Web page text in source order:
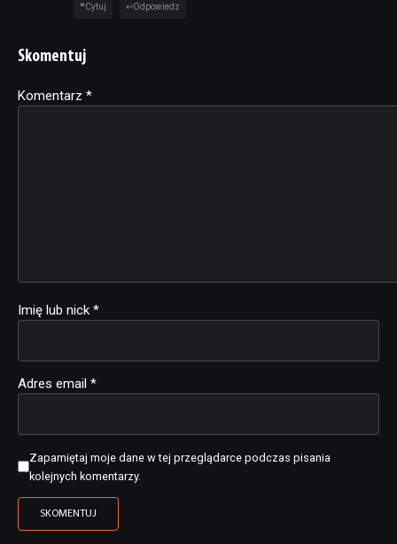
Cytuj Odpowiedz
Skomentuj
Komentarz *
Imię lub nick *
Adres email *
Zapamiętaj moje dane w tej przeglądarce podczas pisania
kolejnych komentarzy.
Alternative: